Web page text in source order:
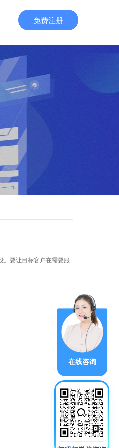
免费注册
。要让目标客户在需要服
在线咨询